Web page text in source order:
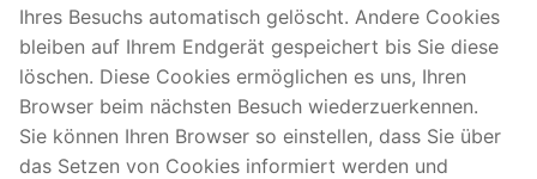
Ihres Besuchs automatisch gelöscht. Andere Cookies
bleiben auf Ihrem Endgerät gespeichert bis Sie diese
löschen. Diese Cookies ermöglichen es uns, Ihren
Browser beim nächsten Besuch wiederzuerkennen.
Sie können Ihren Browser so einstellen, dass Sie über
das Setzen von Cookies informiert werden und